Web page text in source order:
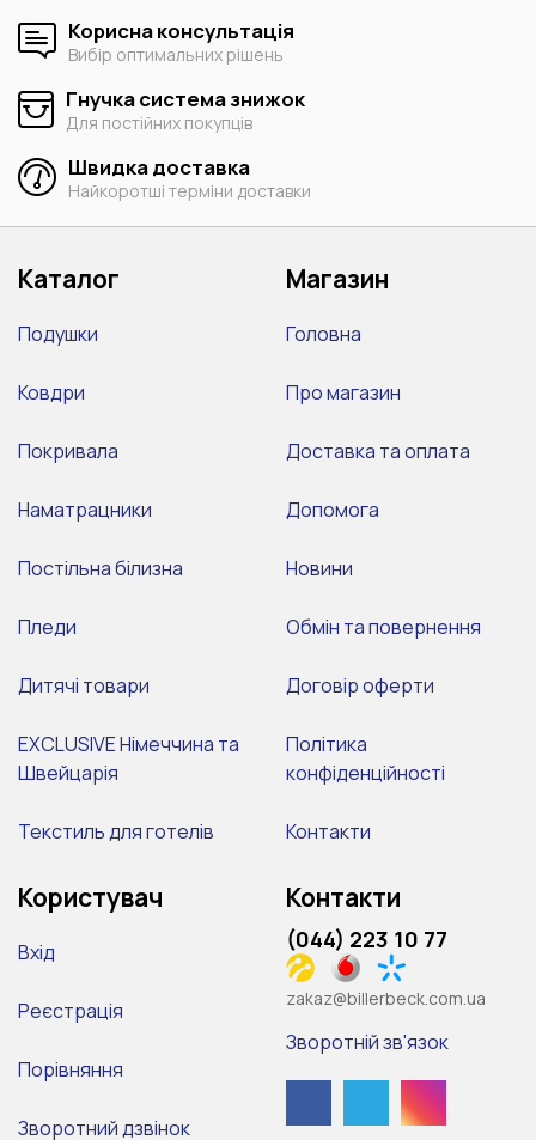
Корисна консультація
Вибір оптимальних рішень
Гнучка система знижок
Для постійних покупців
Швидка доставка
Найкоротші терміни доставки
Каталог
Подушки
Ковдри
Покривала
Наматрацники
Постільна білизна
Пледи
Дитячі товари
EXCLUSIVE Німеччина та
Швейцарія
Текстиль для готелів
Магазин
Головна
Про магазин
Доставка та оплата
Допомога
Новини
Обмін та повернення
Договір оферти
Політика
конфіденційності
Контакти
Користувач
Вхід
Реєстрація
Порівняння
Зворотний дзвінок
Контакти
(044) 223 10 77
zakaz@billerbeck.com.ua
Зворотній зв'язок